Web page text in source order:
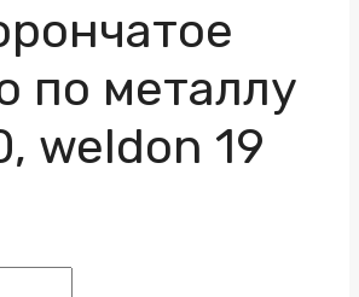
по металлу
weldon 19